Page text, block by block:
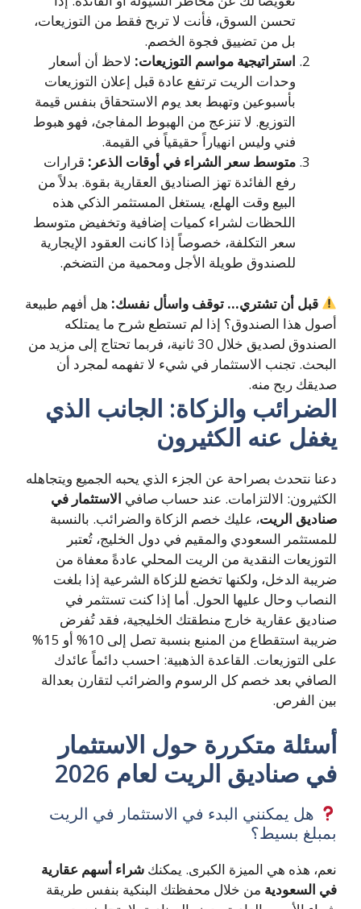
تحسن السوق، فأنت لا تربح فقط من التوزيعات،
بل من تضييق فجوة الخصم.
استراتيجية مواسم التوزيعات: لاحظ أن أسعار
وحدات الريت ترتفع عادة قبل إعلان التوزيعات
بأسبوعين وتهبط بعد يوم الاستحقاق بنفس قيمة
التوزيع. لا تنزعج من الهبوط المفاجئ، فهو هبوط
فني وليس انهياراً حقيقياً في القيمة.
متوسط سعر الشراء في أوقات الذعر: قرارات
رفع الفائدة تهز الصناديق العقارية بقوة. بدلاً من
البيع وقت الهلع، يستغل المستثمر الذكي هذه
اللحظات لشراء كميات إضافية وتخفيض متوسط
سعر التكلفة، خصوصاً إذا كانت العقود الإيجارية
للصندوق طويلة الأجل ومحمية من التضخم.
قبل أن تشتري… توقف واسأل نفسك: هل أفهم طبيعة
أصول هذا الصندوق؟ إذا لم تستطع شرح ما يمتلكه
الصندوق لصديق خلال 30 ثانية، فربما تحتاج إلى مزيد من
البحث. تجنب الاستثمار في شيء لا تفهمه لمجرد أن
صديقك ربح منه.
الضرائب والزكاة: الجانب الذي
يغفل عنه الكثيرون
دعنا نتحدث بصراحة عن الجزء الذي يحبه الجميع ويتجاهله
الكثيرون: الالتزامات. عند حساب صافي الاستثمار في
صناديق الريت، عليك خصم الزكاة والضرائب. بالنسبة
للمستثمر السعودي والمقيم في دول الخليج، تُعتبر
التوزيعات النقدية من الريت المحلي عادةً معفاة من
ضريبة الدخل، ولكنها تخضع للزكاة الشرعية إذا بلغت
النصاب وحال عليها الحول. أما إذا كنت تستثمر في
صناديق عقارية خارج منطقتك الخليجية، فقد تُفرض
ضريبة استقطاع من المنبع بنسبة تصل إلى 10% أو 15%
على التوزيعات. القاعدة الذهبية: احسب دائماً عائدك
الصافي بعد خصم كل الرسوم والضرائب لتقارن بعدالة
بين الفرص.
أسئلة متكررة حول الاستثمار
في صناديق الريت لعام 2026
هل يمكنني البدء في الاستثمار في الريت
بمبلغ بسيط؟
نعم، هذه هي الميزة الكبرى. يمكنك شراء أسهم عقارية
في السعودية من خلال محفظتك البنكية بنفس طريقة